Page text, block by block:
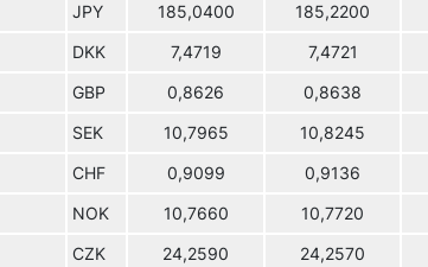
JPY 185,0400 185,2200
DKK 7,4719 7,4721
GBP 0,8626 0,8638
SEK 10,7965 10,8245
CHF 0,9099 0,9136
NOK 10,7660 10,7720
CZK 24,2590 24,2570